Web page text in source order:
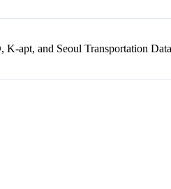
apt, and Seoul Transportation